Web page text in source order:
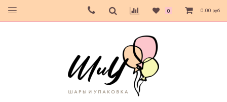
0 0.00 руб